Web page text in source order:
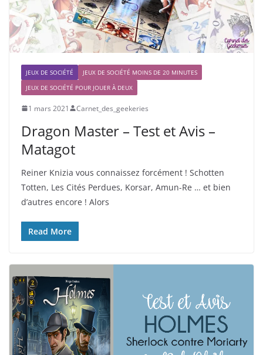
JEUX DE SOCIÉTÉ
JEUX DE SOCIÉTÉ MOINS DE 20 MINUTES
JEUX DE SOCIÉTÉ POUR JOUER À DEUX
1 mars 2021 Carnet_des_geekeries
Dragon Master – Test et Avis –
Matagot
Reiner Knizia vous connaissez forcément ! Schotten
Totten, Les Cités Perdues, Korsar, Amun-Re … et bien
d’autres encore ! Alors
Read More